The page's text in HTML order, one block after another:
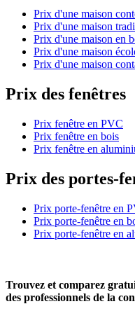
Prix d'une maison
Prix d'une maison
Prix d'une maison en
Prix d'une maison
Prix d'une maison
Prix des fenêtres
Prix fenêtre en PVC
Prix fenêtre en bois
Prix fenêtre en
Prix des portes-
Prix porte-fenêtre en
Prix porte-fenêtre en
Prix porte-fenêtre en
Trouvez et comparez
des professionnels de la